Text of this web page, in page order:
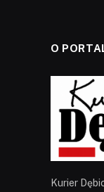
O
Kurier